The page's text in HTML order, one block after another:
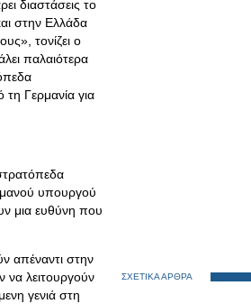
διαστάσεις το
στην Ελλάδα
τονίζει ο
παλαιότερα
Γερμανία για
υπουργού
μια ευθύνη που
απέναντι στην
να λειτουργούν
γενιά στη
ΣΧΕΤΙΚΑ ΑΡΘΡΑ